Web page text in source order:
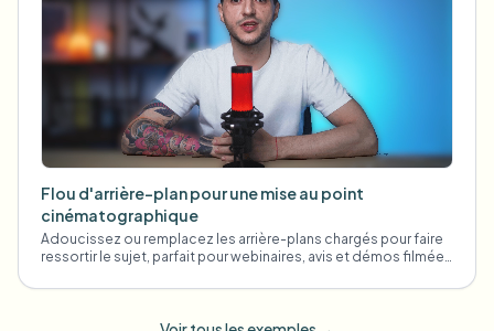
Flou d'arrière-plan pour une mise au point
cinématographique
Adoucissez ou remplacez les arrière-plans chargés pour faire
ressortir le sujet, parfait pour webinaires, avis et démos filmées